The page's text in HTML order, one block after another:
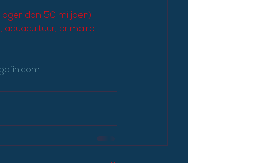
dan 50 miljoen)
aquacultuur, primaire
.